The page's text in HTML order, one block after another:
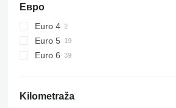
Евро
Euro 4
Euro 5
Euro 6
Kilometraža